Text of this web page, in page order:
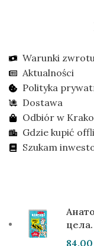
Warunki
Aktualności
Polityka
Dostawa
Odbiór w
Gdzie kupić
Szukam
84,00